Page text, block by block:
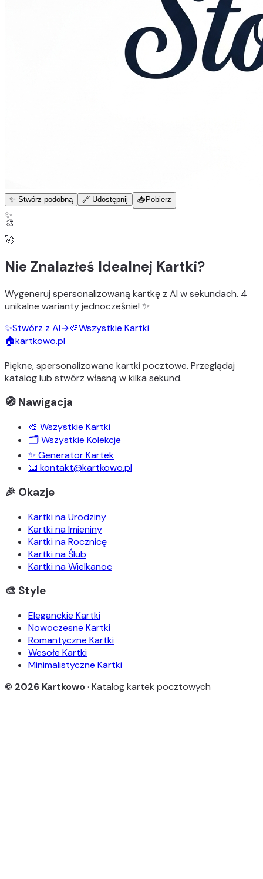
✨ Stwórz podobną 🔗 Udostępnij 📥 Pobierz
✨
🎨
🚀
Nie Znalazłeś Idealnej Kartki?
Wygeneruj spersonalizowaną kartkę z AI w sekundach. 4
unikalne wariantyjednocześnie! ✨
✨Stwórz z AI→🎨Wszystkie Kartki
🏠kartkowo.pl
Piękne, spersonalizowane kartki pocztowe. Przeglądaj
katalog lub stwórz własną w kilka sekund.
🧭 Nawigacja
🎨 Wszystkie Kartki
🗂️ Wszystkie Kolekcje
✨ Generator Kartek
📧 kontakt@kartkowo.pl
🎉 Okazje
Kartki na Urodziny
Kartki na Imieniny
Kartki na Rocznicę
Kartki na Ślub
Kartki na Wielkanoc
🎨 Style
Eleganckie Kartki
Nowoczesne Kartki
Romantyczne Kartki
Wesołe Kartki
Minimalistyczne Kartki
© 2026 Kartkowo· Katalog kartek pocztowych